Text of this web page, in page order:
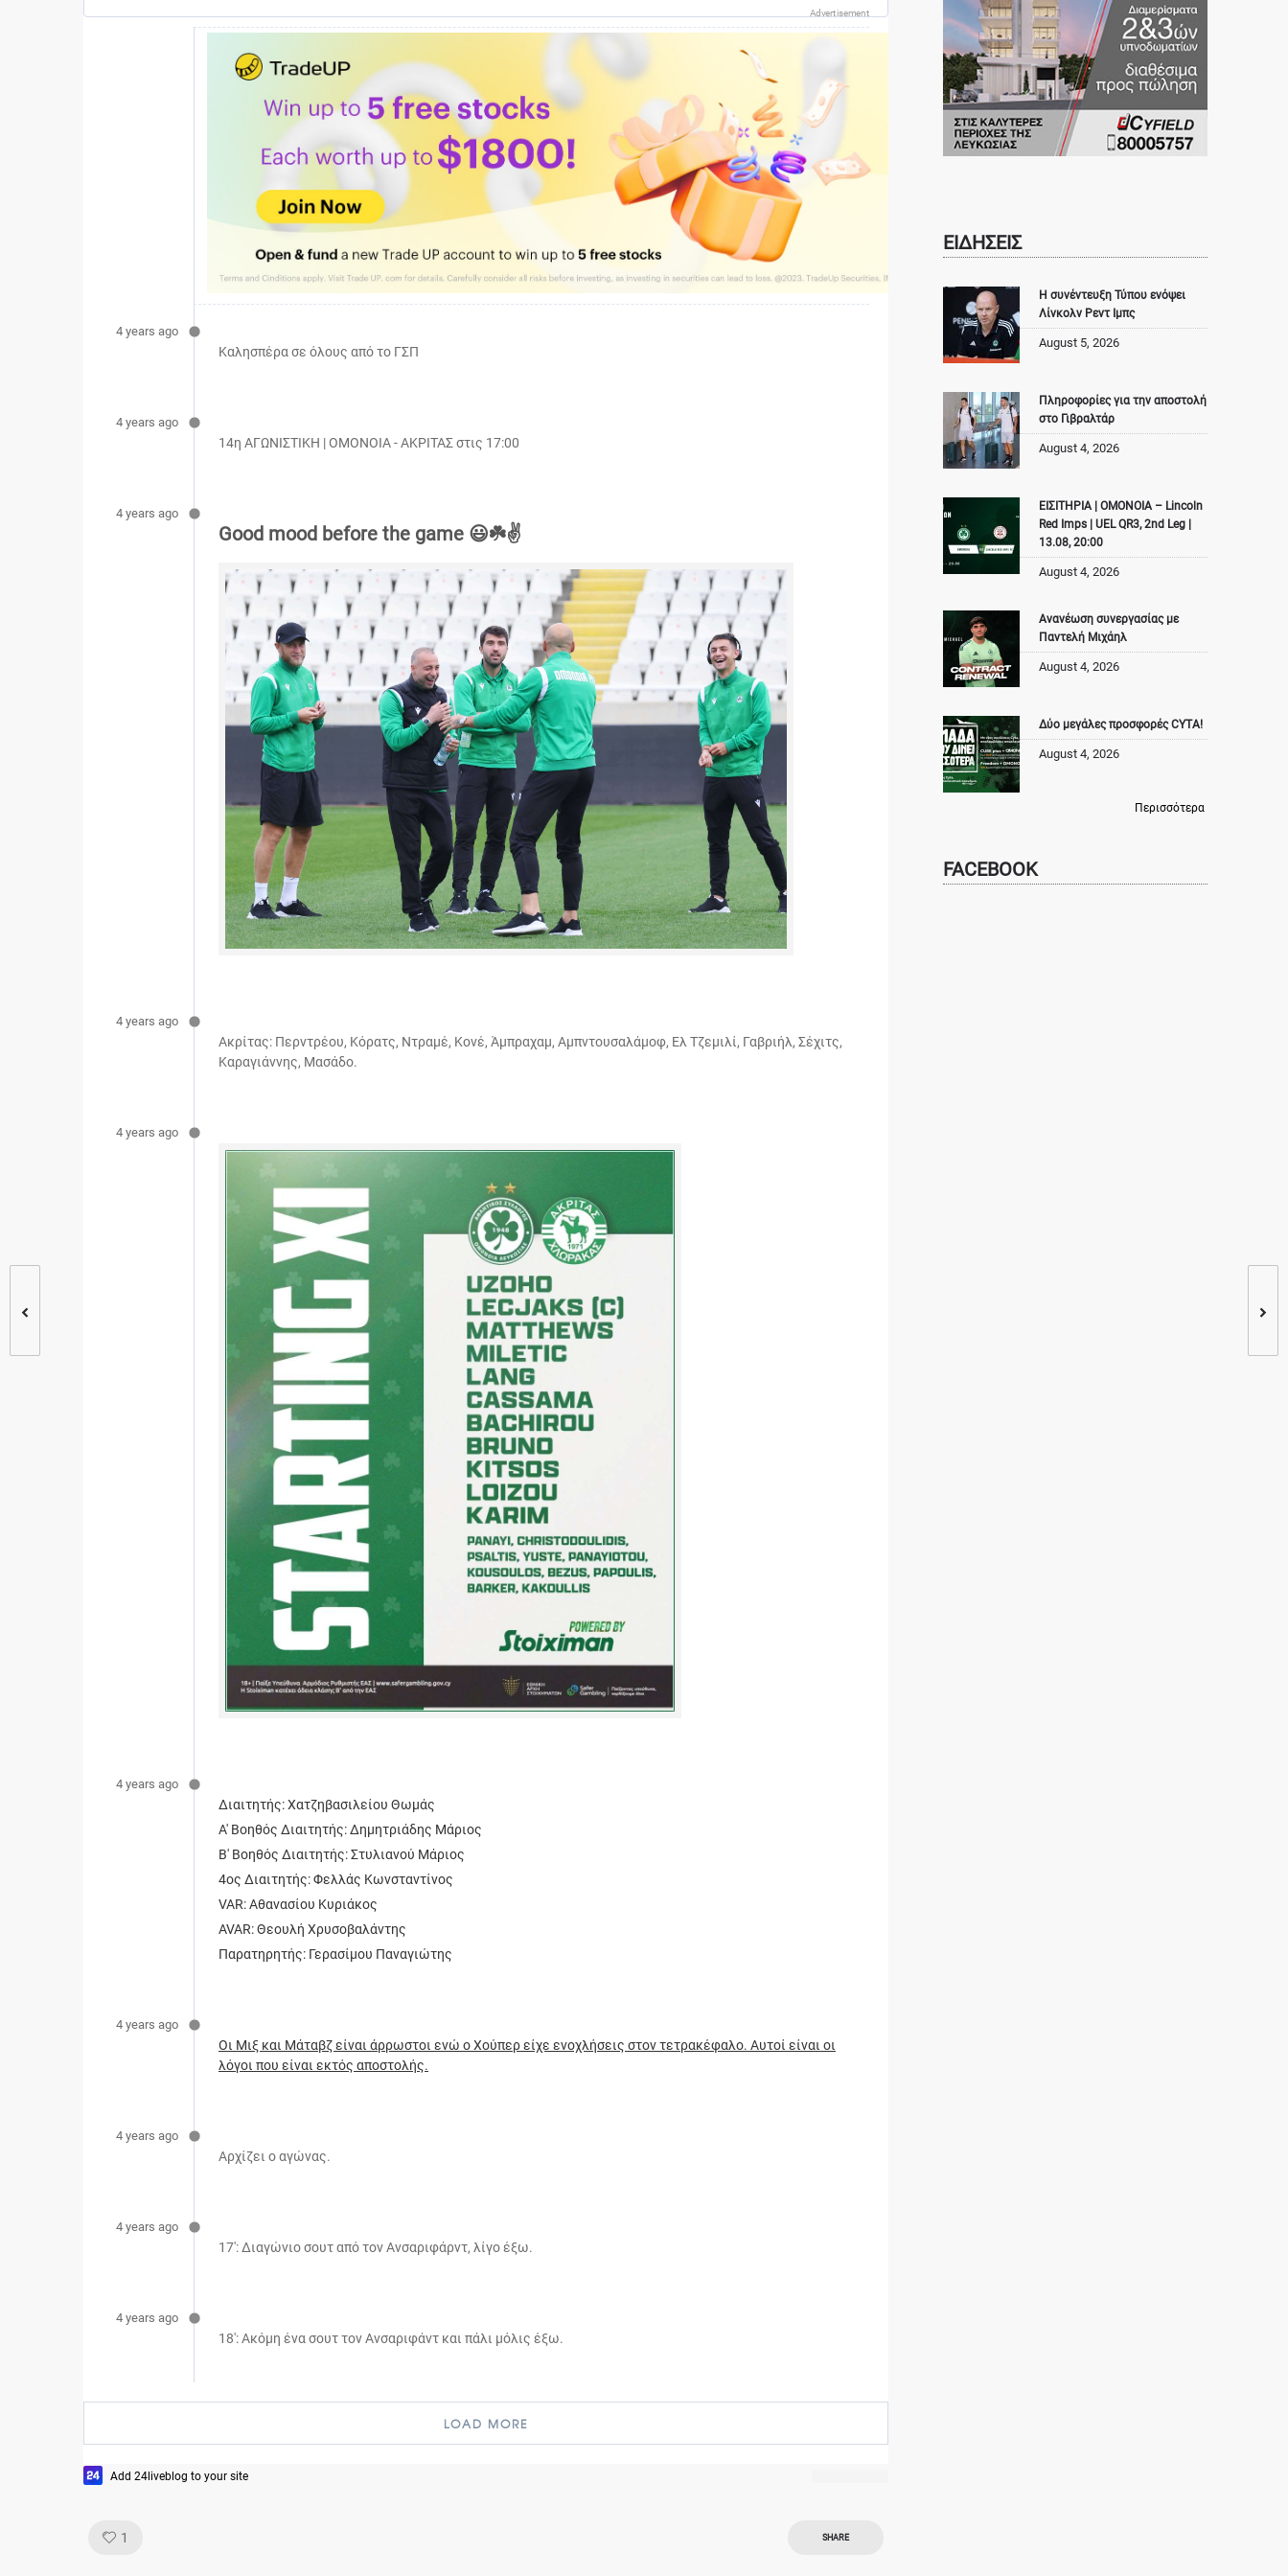
Advertisement
4 years ago
Καλησπέρα σε όλους από το ΓΣΠ
4 years ago
14η ΑΓΩΝΙΣΤΙΚΗ | ΟΜΟΝΟΙΑ - ΑΚΡΙΤΑΣ στις 17:00
4 years ago
Good mood before the game 😃☘️✌️
4 years ago
Ακρίτας: Περντρέου, Κόρατς, Ντραμέ, Κονέ, Άμπραχαμ, Αμπντουσαλάμοφ, Ελ Τζεμιλί, Γαβριήλ, Σέχιτς,
Καραγιάννης, Μασάδο.
4 years ago
4 years ago
Διαιτητής: Χατζηβασιλείου Θωμάς
Α' Βοηθός Διαιτητής: Δημητριάδης Μάριος
Β' Βοηθός Διαιτητής: Στυλιανού Μάριος
4ος Διαιτητής: Φελλάς Κωνσταντίνος
VAR: Αθανασίου Κυριάκος
AVAR: Θεουλή Χρυσοβαλάντης
Παρατηρητής: Γερασίμου Παναγιώτης
4 years ago
Οι Μιξ και Μάταβζ είναι άρρωστοι ενώ ο Χούπερ είχε ενοχλήσεις στον τετρακέφαλο. Αυτοί είναι οι
λόγοι που είναι εκτός αποστολής.
4 years ago
Αρχίζει ο αγώνας.
4 years ago
17': Διαγώνιο σουτ από τον Ανσαριφάρντ, λίγο έξω.
4 years ago
18': Aκόμη ένα σουτ τον Ανσαριφάντ και πάλι μόλις έξω.
LOAD MORE
Add 24liveblog to your site
1 SHARE
ΕΙΔΗΣΕΙΣ
Η συνέντευξη Τύπου ενόψει
Λίνκολν Ρεντ Ιμπς
August 5, 2026
Πληροφορίες για την αποστολή
στο Γιβραλτάρ
August 4, 2026
ΕΙΣΙΤΗΡΙΑ | ΟΜΟΝΟΙΑ – Lincoln
Red Imps | UEL QR3, 2nd Leg |
13.08, 20:00
August 4, 2026
Ανανέωση συνεργασίας με
Παντελή Μιχάηλ
August 4, 2026
Δύο μεγάλες προσφορές CYTA!
August 4, 2026
Περισσότερα
FACEBOOK